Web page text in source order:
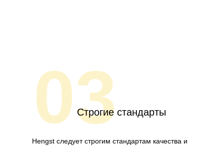
03Строгие стандарты
Hengst следует строгим стандартам качества и